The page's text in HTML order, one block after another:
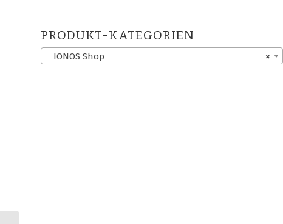
PRODUKT-KATEGORIEN
×
IONOS Shop